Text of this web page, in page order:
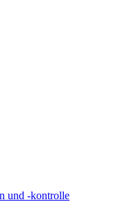
und -kontrolle